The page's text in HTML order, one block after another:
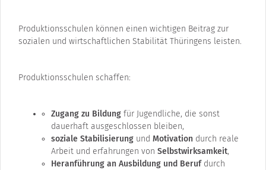
Produktionsschulen können einen wichtigen Beitrag zur
sozialen und wirtschaftlichen Stabilität Thüringens leisten.
Produktionsschulen schaffen:
Zugang zu Bildung für Jugendliche, die sonst
dauerhaft ausgeschlossen bleiben,
soziale Stabilisierung und Motivation durch reale
Arbeit und erfahrungen von Selbstwirksamkeit,
Heranführung an Ausbildung und Berufdurch